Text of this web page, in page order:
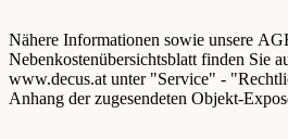
Nähere Informationen sowie unsere
Nebenkostenübersichtsblatt finden Sie
www.decus.at unter "Service" -
Anhang der zugesendeten Objekt-